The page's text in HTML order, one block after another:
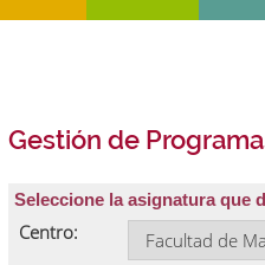
Gestión de
Seleccione la asignatura que
Centro: